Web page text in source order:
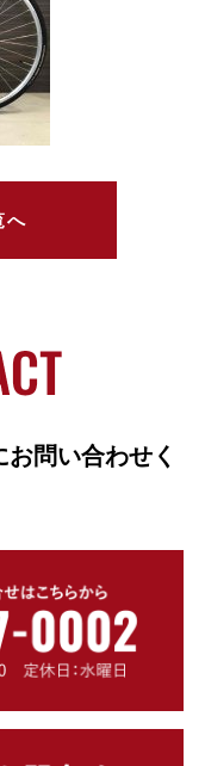
へ
問い合わせく